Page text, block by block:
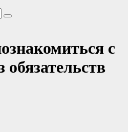
с
обязательств